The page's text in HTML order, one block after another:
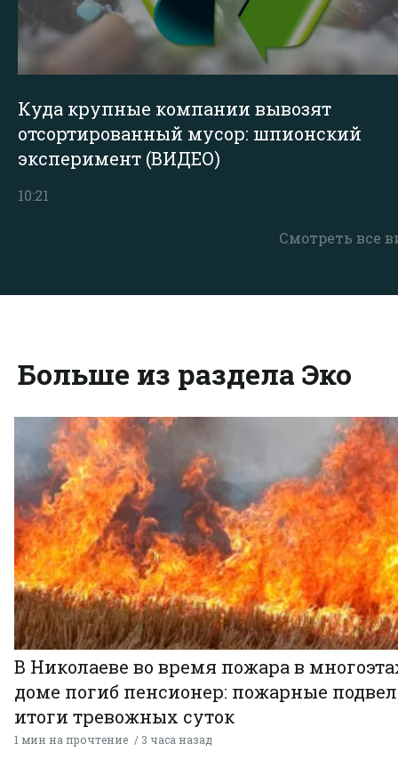
Смотреть все
Куда крупные компании вывозят
отсортированный мусор: шпионский
эксперимент (ВИДЕО)
10:21
Больше из раздела Эко
В Николаеве во время пожара в
доме погиб пенсионер: пожарные
итоги тревожных суток
1 мин на прочтение 3 часа назад